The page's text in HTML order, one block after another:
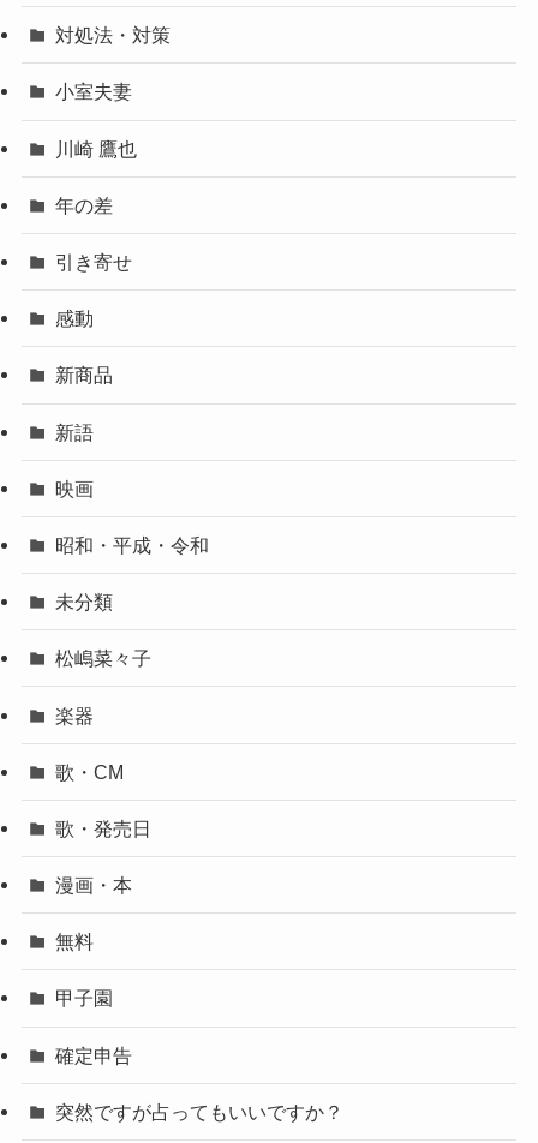
対処法・対策
小室夫妻
川崎 鷹也
年の差
引き寄せ
感動
新商品
新語
映画
昭和・平成・令和
未分類
松嶋菜々子
楽器
歌・CM
歌・発売日
漫画・本
無料
甲子園
確定申告
突然ですが占ってもいいですか？